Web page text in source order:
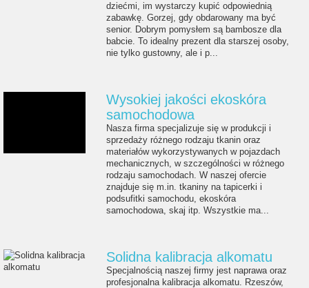
dziećmi, im wystarczy kupić odpowiednią
zabawkę. Gorzej, gdy obdarowany ma być
senior. Dobrym pomysłem są bambosze dla
babcie. To idealny prezent dla starszej osoby,
nie tylko gustowny, ale i p...
Wysokiej jakości ekoskóra
samochodowa
Nasza firma specjalizuje się w produkcji i
sprzedaży różnego rodzaju tkanin oraz
materiałów wykorzystywanych w pojazdach
mechanicznych, w szczególności w różnego
rodzaju samochodach. W naszej ofercie
znajduje się m.in. tkaniny na tapicerki i
podsufitki samochodu, ekoskóra
samochodowa, skaj itp. Wszystkie ma...
Solidna kalibracja alkomatu
Specjalnością naszej firmy jest naprawa oraz
profesjonalna kalibracja alkomatu. Rzeszów,